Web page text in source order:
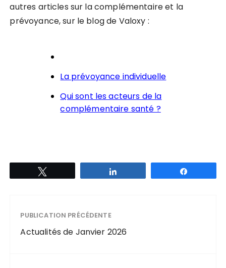
autres articles sur la complémentaire et la
prévoyance, sur le blog de Valoxy :
La prévoyance individuelle
Qui sont les acteurs de la
complémentaire santé ?
PUBLICATION PRÉCÉDENTE
Actualités de Janvier 2026